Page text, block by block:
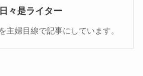
日々是ライター
主婦目線で記事にしています。